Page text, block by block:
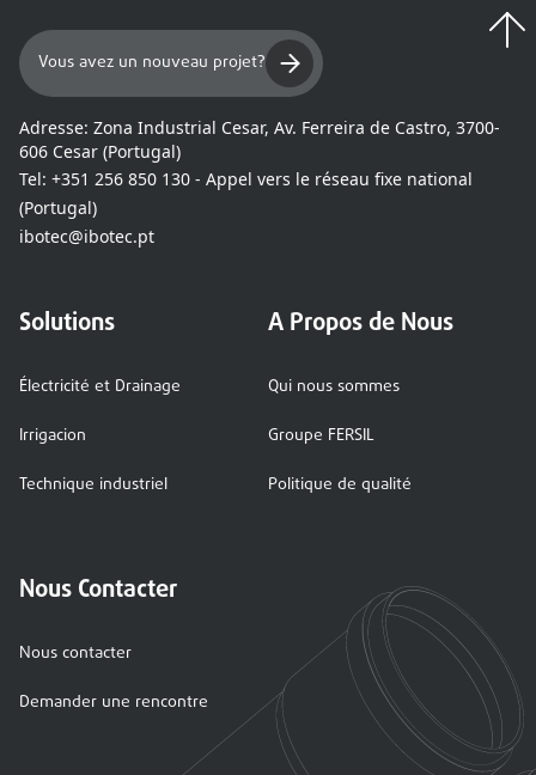
Vous avez un nouveau projet?
Adresse: Zona Industrial Cesar, Av. Ferreira de Castro, 3700-
606 Cesar (Portugal)
Tel: +351 256 850 130 - Appel vers le réseau fixe national
(Portugal)
ibotec@ibotec.pt
Solutions
Électricité et Drainage
Irrigacion
Technique industriel
A Propos de Nous
Qui nous sommes
Groupe FERSIL
Politique de qualité
Nous Contacter
Nous contacter
Demander une rencontre